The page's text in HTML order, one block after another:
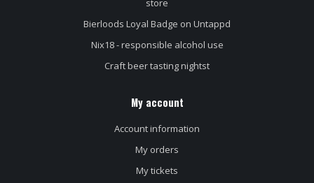
store
Bierloods Loyal Badge on Untappd
Nix18 - responsible alcohol use
Craft beer tasting nightst
My account
Account information
My orders
My tickets